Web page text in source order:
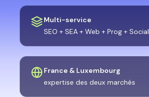
Multi-service
SEO + SEA + Web + Prog + Social
France & Luxembourg
expertise des deux marchés